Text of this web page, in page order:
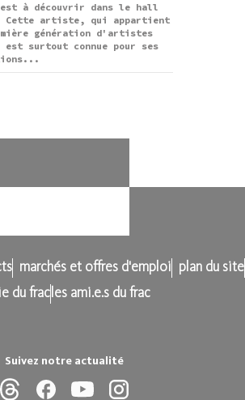
Suivez notre actualité
est à découvrir dans le hall
Cette artiste, qui appartient
génération d'artistes
est surtout connue pour ses
marchés et offres d'emploi
plan du site
du frac les ami.e.s du frac